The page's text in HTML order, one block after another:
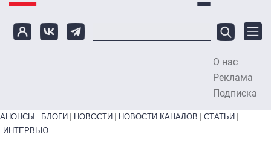
О нас
Реклама
Подписка
Primary links bottom
АНОНСЫ БЛОГИ НОВОСТИ НОВОСТИ КАНАЛОВ
СТАТЬИ
ИНТЕРВЬЮ